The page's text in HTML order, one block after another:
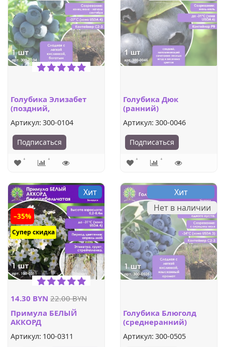
Голубика Элизабет
(поздний,
Артикул: 300-0104
Подписаться
Голубика Дюк
(ранний)
Артикул: 300-0046
Подписаться
Хит
–35%
Супер скидка
14.30 BYN 22.00 BYN
Примула БЕЛЫЙ
АККОРД
Артикул: 100-0311
Хит
Нет в наличии
Голубика Блюголд
(среднеранний)
Артикул: 300-0505